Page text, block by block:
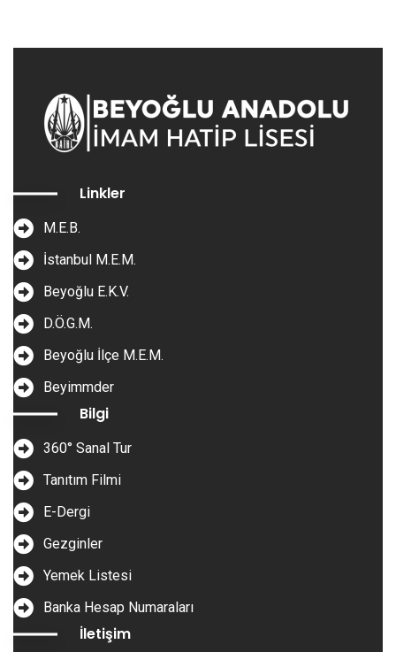
Linkler
M.E.B.
İstanbul M.E.M.
Beyoğlu E.K.V.
D.Ö.G.M.
Beyoğlu İlçe M.E.M.
Beyimmder
Bilgi
360° Sanal Tur
Tanıtım Filmi
E-Dergi
Gezginler
Yemek Listesi
Banka Hesap Numaraları
İletişim